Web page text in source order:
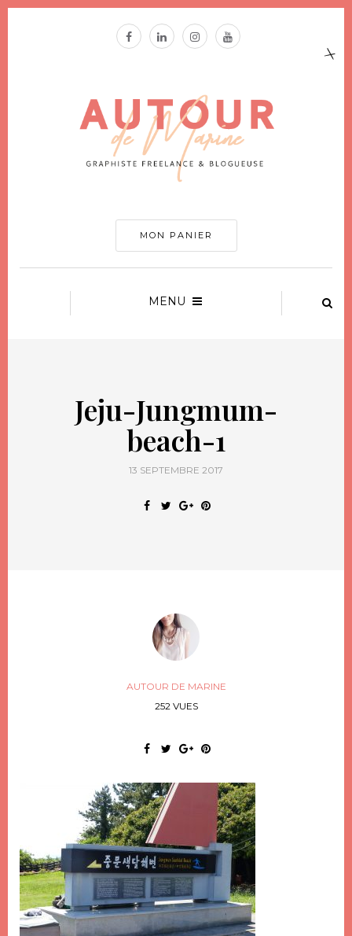
MON PANIER
MENU
Jeju-Jungmum-
beach-1
13 SEPTEMBRE 2017
AUTOUR DE MARINE
252 VUES